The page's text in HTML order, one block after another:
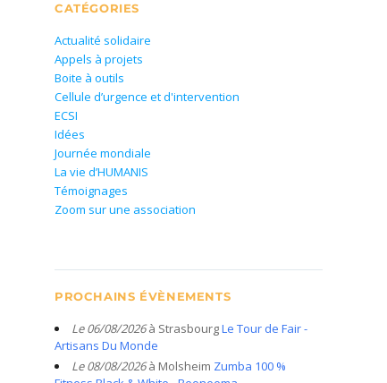
CATÉGORIES
Actualité solidaire
Appels à projets
Boite à outils
Cellule d’urgence et d'intervention
ECSI
Idées
Journée mondiale
La vie d’HUMANIS
Témoignages
Zoom sur une association
PROCHAINS ÉVÈNEMENTS
Le 06/08/2026à StrasbourgLe Tour de Fair -
Artisans Du Monde
Le 08/08/2026à Molsheim Zumba 100 %